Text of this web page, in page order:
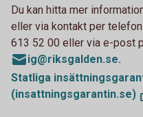
Du kan hitta mer
eller via kontakt per
613 52 00 eller via e-post
ig@riksgalden.se.
Statliga
(insattningsgarantin.se)